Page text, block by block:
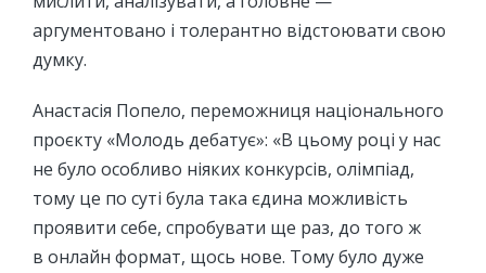
аргументовано і толерантно відстоювати свою
думку.
Анастасія Попело, переможниця національного
проєкту «Молодь дебатує»: «В цьому році у нас
не було особливо ніяких конкурсів, олімпіад,
тому це по суті була така єдина можливість
проявити себе, спробувати ще раз, до того ж
в онлайн формат, щось нове. Тому було дуже